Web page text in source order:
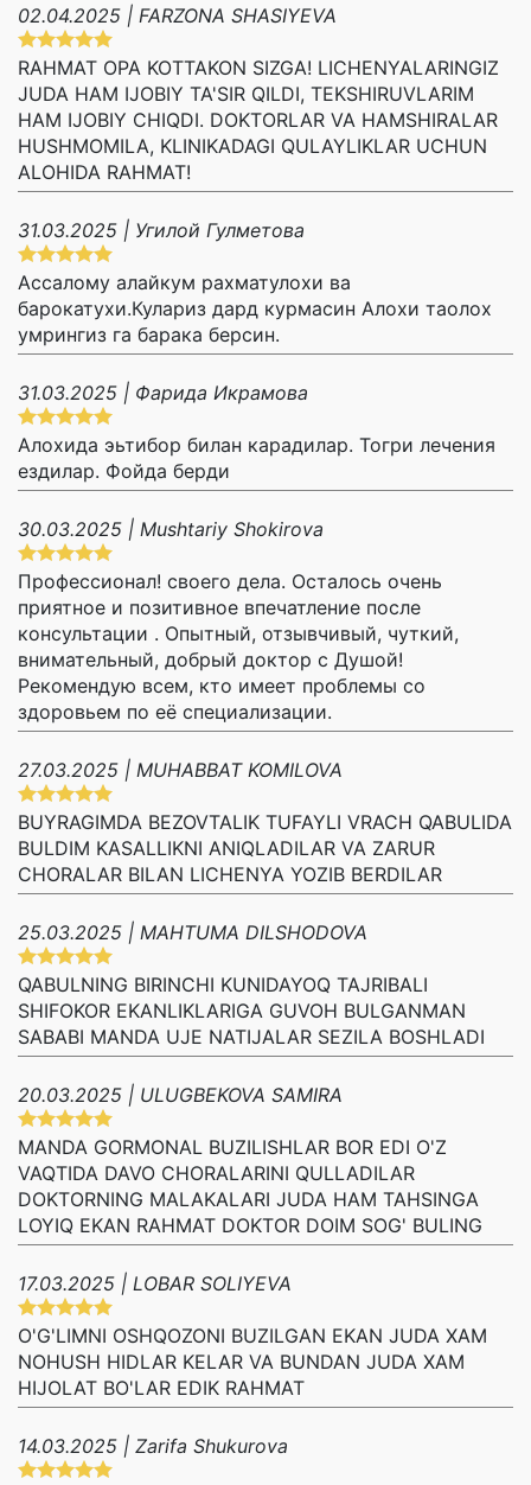
02.04.2025 | FARZONA SHASIYEVA
RAHMAT OPA KOTTAKON SIZGA! LICHENYALARINGIZ
JUDA HAM IJOBIY TA'SIR QILDI, TEKSHIRUVLARIM
HAM IJOBIY CHIQDI. DOKTORLAR VA HAMSHIRALAR
HUSHMOMILA, KLINIKADAGI QULAYLIKLAR UCHUN
ALOHIDA RAHMAT!
31.03.2025 | Угилой Гулметова
Ассалому алайкум рахматулохи ва
барокатухи.Кулариз дард курмасин Алохи таолох
умрингиз га барака берсин.
31.03.2025 | Фарида Икрамова
Алохида эьтибор билан карадилар. Тогри лечения
ездилар. Фойда берди
30.03.2025 | Mushtariy Shokirova
Профессионал! своего дела. Осталось очень
приятное и позитивное впечатление после
консультации . Опытный, отзывчивый, чуткий,
внимательный, добрый доктор с Душой!
Рекомендую всем, кто имеет проблемы со
здоровьем по её специализации.
27.03.2025 | MUHABBAT KOMILOVA
BUYRAGIMDA BEZOVTALIK TUFAYLI VRACH QABULIDA
BULDIM KASALLIKNI ANIQLADILAR VA ZARUR
CHORALAR BILAN LICHENYA YOZIB BERDILAR
25.03.2025 | MAHTUMA DILSHODOVA
QABULNING BIRINCHI KUNIDAYOQ TAJRIBALI
SHIFOKOR EKANLIKLARIGA GUVOH BULGANMAN
SABABI MANDA UJE NATIJALAR SEZILA BOSHLADI
20.03.2025 | ULUGBEKOVA SAMIRA
MANDA GORMONAL BUZILISHLAR BOR EDI O'Z
VAQTIDA DAVO CHORALARINI QULLADILAR
DOKTORNING MALAKALARI JUDA HAM TAHSINGA
LOYIQ EKAN RAHMAT DOKTOR DOIM SOG' BULING
17.03.2025 | LOBAR SOLIYEVA
O'G'LIMNI OSHQOZONI BUZILGAN EKAN JUDA XAM
NOHUSH HIDLAR KELAR VA BUNDAN JUDA XAM
HIJOLAT BO'LAR EDIK RAHMAT
14.03.2025 | Zarifa Shukurova